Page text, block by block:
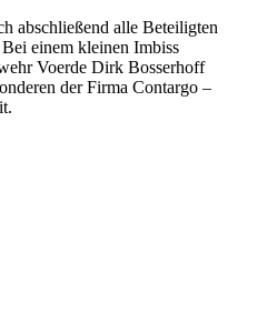
abschließend alle Beteiligten
einem kleinen Imbiss
Voerde Dirk Bosserhoff
der Firma Contargo –